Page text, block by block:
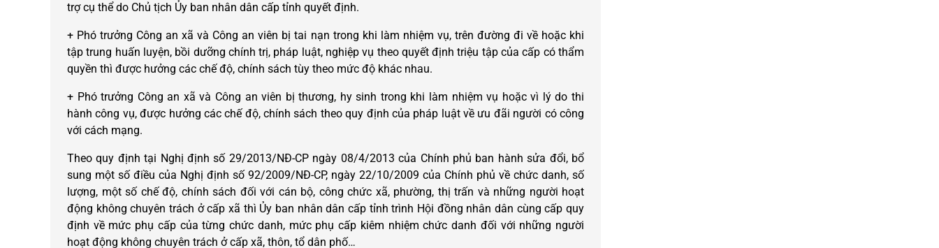
trợ cụ thể do Chủ tịch Ủy ban nhân dân cấp tỉnh quyết định.
+ Phó trưởng Công an xã và Công an viên bị tai nạn trong khi làm nhiệm vụ, trên đường đi về hoặc khi
tập trung huấn luyện, bồi dưỡng chính trị, pháp luật, nghiệp vụ theo quyết định triệu tập của cấp có thẩm
quyền thì được hưởng các chế độ, chính sách tùy theo mức độ khác nhau.
+ Phó trưởng Công an xã và Công an viên bị thương, hy sinh trong khi làm nhiệm vụ hoặc vì lý do thi
hành công vụ, được hưởng các chế độ, chính sách theo quy định của pháp luật về ưu đãi người có công
với cách mạng.
Theo quy định tại Nghị định số 29/2013/NĐ-CP ngày 08/4/2013 của Chính phủ ban hành sửa đổi, bổ
sung một số điều của Nghị định số 92/2009/NĐ-CP, ngày 22/10/2009 của Chính phủ về chức danh, số
lượng, một số chế độ, chính sách đối với cán bộ, công chức xã, phường, thị trấn và những người hoạt
động không chuyên trách ở cấp xã thì Ủy ban nhân dân cấp tỉnh trình Hội đồng nhân dân cùng cấp quy
định về mức phụ cấp của từng chức danh, mức phụ cấp kiêm nhiệm chức danh đối với những người
hoạt động không chuyên trách ở cấp xã, thôn, tổ dân phố…